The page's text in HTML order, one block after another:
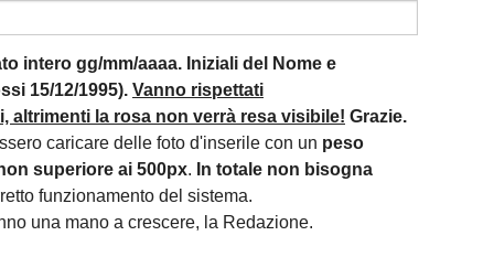
intero gg/mm/aaaa. Iniziali del Nome e
15/12/1995). Vanno rispettati
altrimenti la rosa non verrà resa visibile! Grazie.
caricare delle foto d'inserile con un peso
superiore ai 500px. In totale non bisogna
funzionamento del sistema.
una mano a crescere, la Redazione.